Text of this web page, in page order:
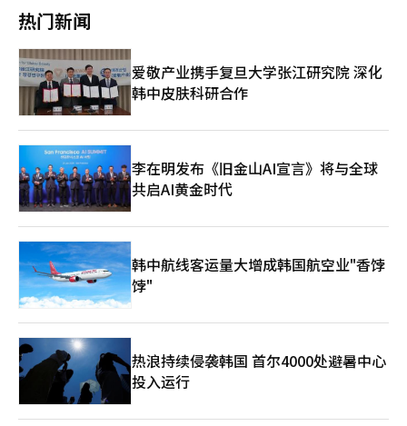
工程学会会长柳会峻对SK海力士收购英特尔一事表示：“特朗普
关系缓和时，这或许会成为一个重要筹码，但当前更像是‘接了一
个包袱’。” 特别是业内专家对中国工厂NAND闪存的增长性持负
面展望。虽然普遍认为由于AI热潮导致数据中心扩充等，NAND闪
存行业暂时需求会增加，但担心中国业务会成为绊脚石。 前韩国
半导体产业协会副会长李昌汉评价说：“SK海力士短期内能否维
持整体产量不确定，但在中国开展业务本身就具有一定风险。”他
还指出：“仅靠现有的存储业务，在中国构建高端产品群很困难，
只能进行补充现有产量的投资，很难进行尖端技术的新投资。”
在三星电子工作了30多年的嘉泉大学半导体大学院特聘教授金容晳
表示：“SK海力士、三星电子等在中国生产的NAND闪存等即使在
当地有一定市场，但最终也难以完全排除对美国的出口。虽然各有
自己的判断，但如果特朗普持续对中国进行打压，那么用于工艺升
级的设备引进也具有一定困难。” 他特别强调，特朗普政策带来
的不确定性以及中国半导体企业的崛起是需要关注的长期变量。他
指出：“随着中国企业逐渐提高存储生产能力，韩国半导体企业的
中国市场的依赖。” NAND行业展望也不乐观。有预测称，今年全
球主要半导体企业将开始削减NAND闪存的产量。市场调查机构集
邦咨询（Trend Force）表示，今年NAND闪存行业预计将面临因
需求疲软和供应过剩导致的双重压力。对此，主要制造商正通过降
低开工率和延迟工艺升级来实施减产，包括美光、三星电子、SK
海力士（含Solidigm）、铠侠和西部数据等公司。 NAND制造商
而300人以上企业中这一比例仅为15.6%。 与此同时，企业年终奖
发放情况较去年略显疲软。计划发放春节年终奖的企业比例为
62.4%，较2024年的64.5%下降2.1个百分点。规模较大的企业在
年终奖发放上表现更为积极，300人以上企业中78.8%计划发放年
终奖，而300人以下企业中这一比例为60.3%。 从年终奖发放形式
来看，65.7%的受访企业仅以固定年终奖形式发放，24.4%的企业
选择仅发放特别年终奖，固定年终奖与特别年终奖同时发放的企业
占比仅为9.8%。在发放金额方面，多数企业延续去年的水平，有
81.7%的企业表示年终奖金额与去年持平，14.2%的企业计划增
加，另有4.2%的企业则选择减少发放金额。 经济形势的不确定性
也在本次调查中显现。60.5%的受访企业认为今年春节经济环境较
去年更加恶化，这一比例达到2021年以来的最高值。仅有4.4%的
企业认为经济形势有所改善，占比为近五年来最低。此外，35.2%
热门新闻
爱敬产业携手复旦大学张江研究院 深化
韩中皮肤科研合作
李在明发布《旧金山AI宣言》将与全球
共启AI黄金时代
韩中航线客运量大增成韩国航空业"香饽
饽"
热浪持续侵袭韩国 首尔4000处避暑中心
投入运行